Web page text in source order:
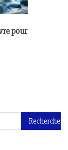
pour